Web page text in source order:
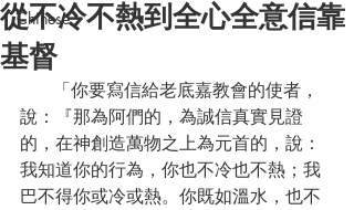
Chinese
從不冷不熱到全心全意信靠
基督
說：『那為阿們的，為誠信真實見證
的，在神創造萬物之上為元首的，說：
我知道你的行為，你也不冷也不熱；我
巴不得你或冷或熱。你既如溫水，也不